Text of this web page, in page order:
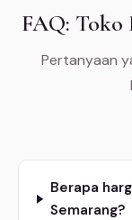
FAQ: Toko
Pertanyaan
Berapa
Semarang?